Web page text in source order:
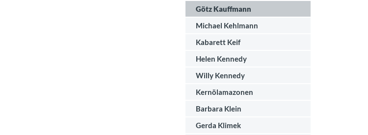
Götz Kauffmann
Michael Kehlmann
Kabarett Keif
Helen Kennedy
Willy Kennedy
Kernölamazonen
Barbara Klein
Gerda Klimek